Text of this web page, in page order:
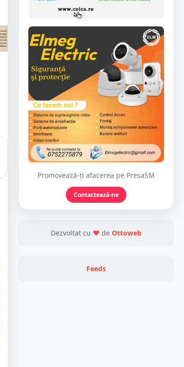
Promovează-ți afacerea pe PresaSM
Contactează-ne
Dezvoltat cu ❤ de Ottoweb
Feeds